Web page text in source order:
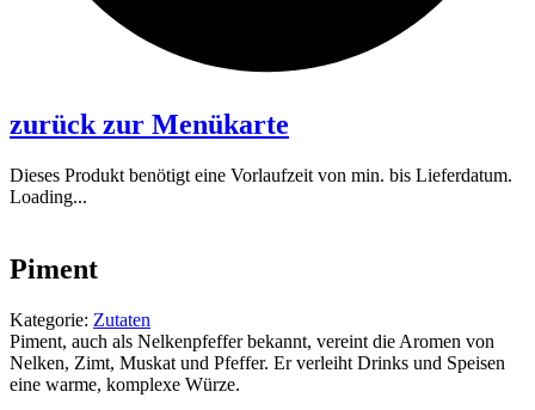
zurück zur Menükarte
Dieses Produkt benötigt eine Vorlaufzeit von min. bis Lieferdatum.
Loading...
Piment
Kategorie: Zutaten
Piment, auch als Nelkenpfeffer bekannt, vereint die Aromen von
Nelken, Zimt, Muskat und Pfeffer. Er verleiht Drinks und Speisen
eine warme, komplexe Würze.